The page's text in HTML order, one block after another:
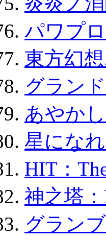
パワプ
東方幻
グラン
あやか
星にな
HIT：
神之塔
グラン